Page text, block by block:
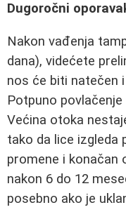
Dugoročni
Nakon vađenja
dana), videćete
nos će biti natečen
Potpuno
Većina otoka
tako da lice izgleda
promene i konačan
nakon 6 do 12
posebno ako je